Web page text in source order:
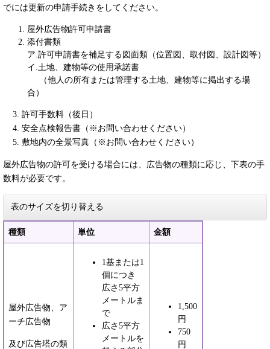
でには更新の申請手続きをしてください。
屋外広告物許可申請書
添付書類
ア.許可申請書を補足する図面類（位置図、取付図、設計図等）
イ.土地、建物等の使用承諾書
（他人の所有または管理する土地、建物等に掲出する場
合）
3. 許可手数料（後日）
4. 安全点検報告書（※お問い合わせください）
5. 敷地内の全景写真（※お問い合わせください）
屋外広告物の許可を受ける場合には、広告物の種類に応じ、下表の手
数料が必要です。
表のサイズを切り替える
種類 単位 金額
屋外広告物、ア
ーチ広告物
及び広告塔の類
1基または1
個につき
広さ5平方
メートルま
で
広さ5平方
メートルを
1,500
円
750
円